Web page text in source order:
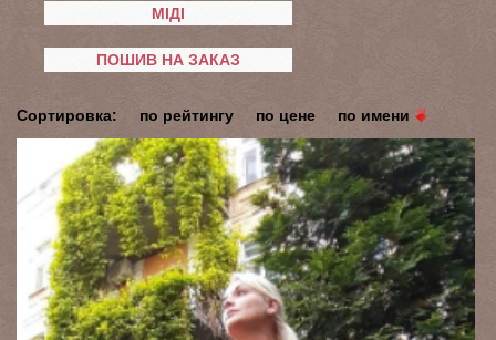
МІДІ
ПОШИВ НА ЗАКАЗ
Сортировка: по рейтингу по цене по имени